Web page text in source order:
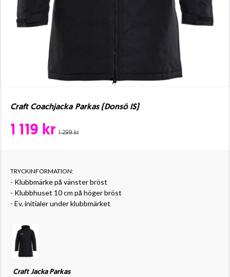
Craft Coachjacka Parkas (Donsö IS)
1 119 kr 1 299 kr
TRYCKINFORMATION:
- Klubbmärke på vänster bröst
- Klubbhuset 10 cm på höger bröst
- Ev. initialer under klubbmärket
Craft Jacka Parkas